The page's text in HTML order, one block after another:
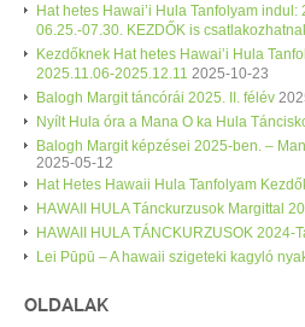
Hat hetes Hawai’i Hula Tanfolyam
06.25.-07.30. KEZDŐK is
Kezdőknek Hat hetes Hawai’i Hula
2025.11.06-2025.12.11 2025-10-23
Balogh Margit táncórái 2025. II. félév
Nyílt Hula óra a Mana O ka Hula
Balogh Margit képzései 2025-ben. –
2025-05-12
Hat Hetes Hawaii Hula Tanfolyam
HAWAII HULA Tánckurzusok Margittal
HAWAII HULA TÁNCKURZUSOK 2024-
Lei Pūpū – A hawaii szigeteki kagyló
OLDALAK